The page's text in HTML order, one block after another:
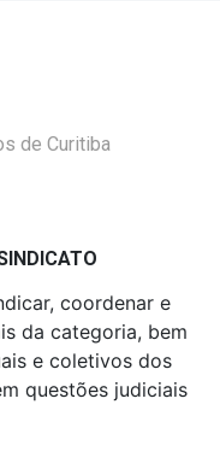
de Curitiba
coordenar e
da categoria, bem
e coletivos dos
questões judiciais